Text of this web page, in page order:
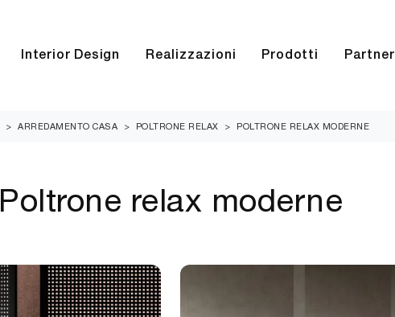
Interior Design Realizzazioni Prodotti Partner
> ARREDAMENTO CASA > POLTRONE RELAX > POLTRONE RELAX MODERNE
Poltrone relax moderne